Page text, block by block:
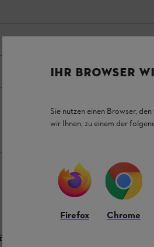
повітродувка з
IHR BROWSER
Sie nutzen einen Browser,
wir Ihnen, zu einem der
Firefox Chrome